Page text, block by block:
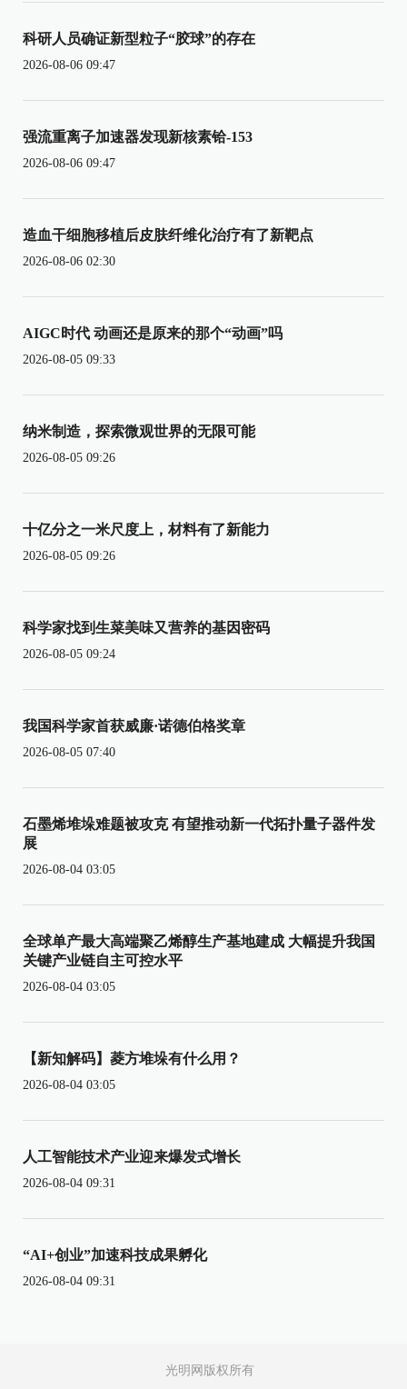
科研人员确证新型粒子“胶球”的存在
2026-08-06 09:47
强流重离子加速器发现新核素铪-153
2026-08-06 09:47
造血干细胞移植后皮肤纤维化治疗有了新靶点
2026-08-06 02:30
AIGC时代 动画还是原来的那个“动画”吗
2026-08-05 09:33
纳米制造，探索微观世界的无限可能
2026-08-05 09:26
十亿分之一米尺度上，材料有了新能力
2026-08-05 09:26
科学家找到生菜美味又营养的基因密码
2026-08-05 09:24
我国科学家首获威廉·诺德伯格奖章
2026-08-05 07:40
石墨烯堆垛难题被攻克 有望推动新一代拓扑量子器件发
展
2026-08-04 03:05
全球单产最大高端聚乙烯醇生产基地建成 大幅提升我国
关键产业链自主可控水平
2026-08-04 03:05
【新知解码】菱方堆垛有什么用？
2026-08-04 03:05
人工智能技术产业迎来爆发式增长
2026-08-04 09:31
“AI+创业”加速科技成果孵化
2026-08-04 09:31
光明网版权所有